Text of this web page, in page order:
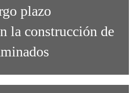
plazo
la construcción de